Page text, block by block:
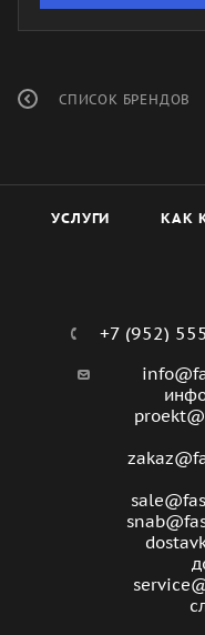
СПИСОК БРЕНДОВ
УСЛУГИ КАК
+7 (952)